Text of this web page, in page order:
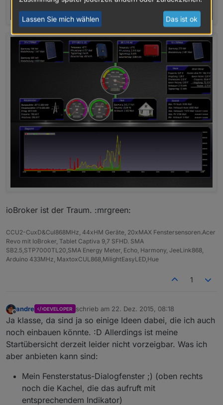
ioBroker ist der Traum. :mrgreen:
CCU2-CuxD&Cul868MHz, 44xHM Geräte, 20xMAX Fenstersensoren.Acer
Revo mit IoBroker, Tablet Captiva 9,7 SFHD. SMA
SB2.5,STP7000TL20,SMA Energy Meter, Echo, Harmony, JeeLink868,
Arduino 433MHz, MaxtoxCUL868,MilightEasyLED,Hue
1
Offline
andre DEVELOPER schrieb am 22. Dez. 2015, 08:18
zuletzt editiert von
Ja klasse, da sind ja so einige Ideen dabei, die ich auch
noch einbauen könnte. :D Allerdings ist meine
Startübersicht derzeit leider nicht vorzeigbar. Was ich
aber anbieten kann sind:
Mein Fensterstatus-Dialogfenster ;) (oben rechts
noch die Kachel, die das aufruft mit
entsprechendem Indikator)
Lassen Sie mich wählen Das ist ok